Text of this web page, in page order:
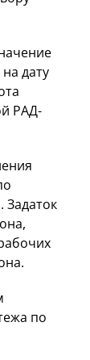
дату
РАД-
Задаток
по